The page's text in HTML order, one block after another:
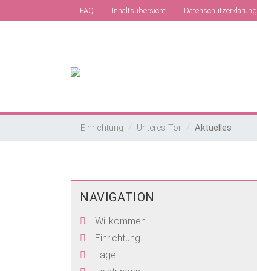
FAQ Inhaltsübersicht Datenschutzerklärung
Einrichtung Unteres Tor Aktuelles
NAVIGATION
Willkommen
Einrichtung
Lage